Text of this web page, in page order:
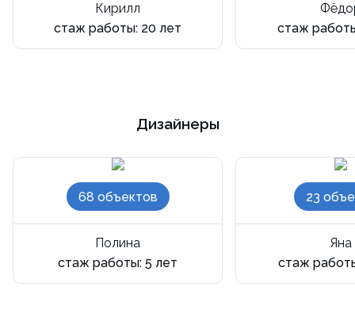
Кирилл
стаж работы: 20 лет
стаж
Дизайнеры
68 объектов
Полина
стаж работы: 5 лет
23
Яна
стаж